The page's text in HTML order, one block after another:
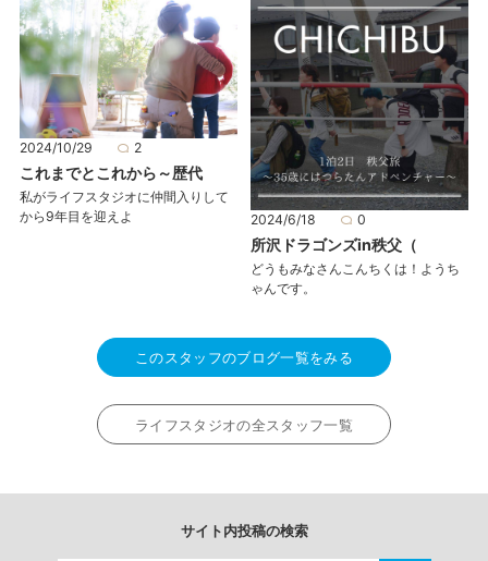
2024/10/29 2
これまでとこれから～歴代
私がライフスタジオに仲間入りして
から9年目を迎えよ
2024/6/18 0
所沢ドラゴンズin秩父（
どうもみなさんこんちくは！ようち
ゃんです。
このスタッフのブログ一覧をみる
ライフスタジオの全スタッフ一覧
サイト内投稿の検索